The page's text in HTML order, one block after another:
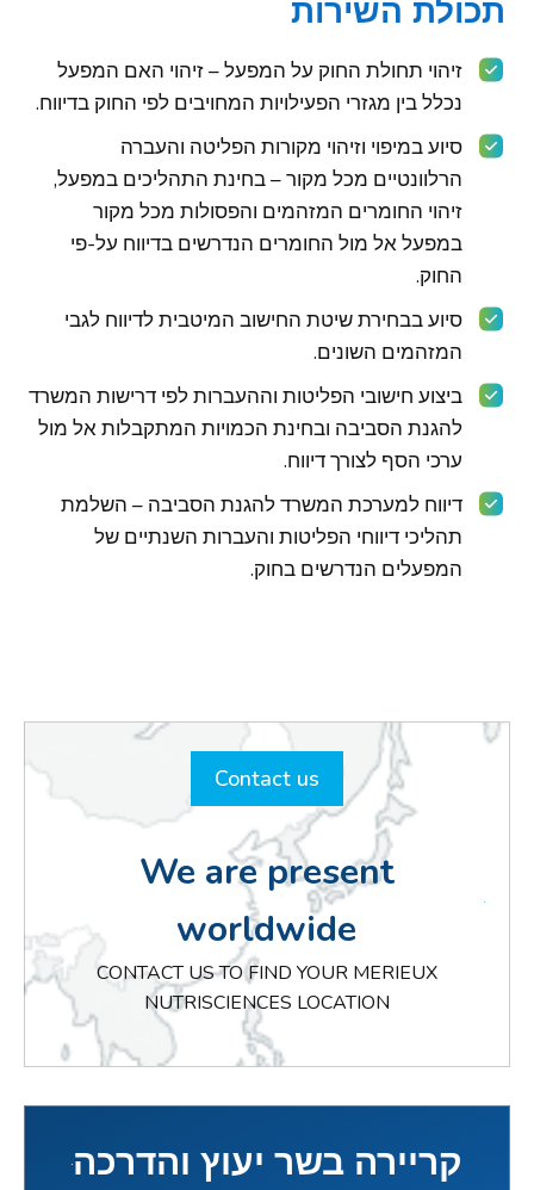
תכולת השירות
זיהוי תחולת החוק על המפעל – זיהוי האם המפעל
נכלל בין מגזרי הפעילויות המחויבים לפי החוק בדיווח.
סיוע במיפוי וזיהוי מקורות הפליטה והעברה
הרלוונטיים מכל מקור – בחינת התהליכים במפעל,
זיהוי החומרים המזהמים והפסולות מכל מקור
במפעל אל מול החומרים הנדרשים בדיווח על-פי
החוק.
סיוע בבחירת שיטת החישוב המיטבית לדיווח לגבי
המזהמים השונים.
ביצוע חישובי הפליטות וההעברות לפי דרישות המשרד
להגנת הסביבה ובחינת הכמויות המתקבלות אל מול
ערכי הסף לצורך דיווח.
דיווח למערכת המשרד להגנת הסביבה – השלמת
תהליכי דיווחי הפליטות והעברות השנתיים של
המפעלים הנדרשים בחוק.
Contact us
We are present
worldwide
CONTACT US TO FIND YOUR MERIEUX
NUTRISCIENCES LOCATION
קריירה בשר יעוץ והדרכה